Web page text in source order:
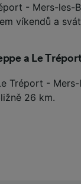
- Mers-les-
víkendů a
a Le
Tréport -
26 km.